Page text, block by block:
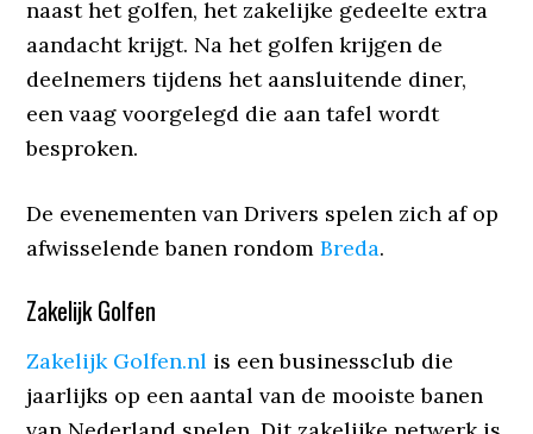
naast het golfen, het zakelijke gedeelte extra
aandacht krijgt. Na het golfen krijgen de
deelnemers tijdens het aansluitende diner,
een vaag voorgelegd die aan tafel wordt
besproken.
De evenementen van Drivers spelen zich af op
afwisselende banen rondomBreda.
Zakelijk Golfen
Zakelijk Golfen.nl is een businessclub die
jaarlijks op een aantal van de mooiste banen